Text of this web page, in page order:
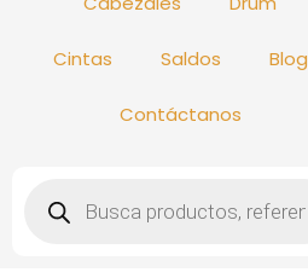
f
Cintas Saldos Blog
Contáctanos
productos